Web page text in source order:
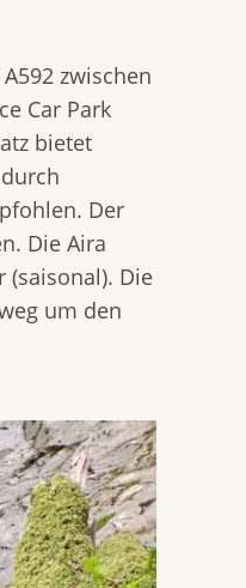
zwischen
Car Park
bietet
Der
Die Aira
(saisonal). Die
um den